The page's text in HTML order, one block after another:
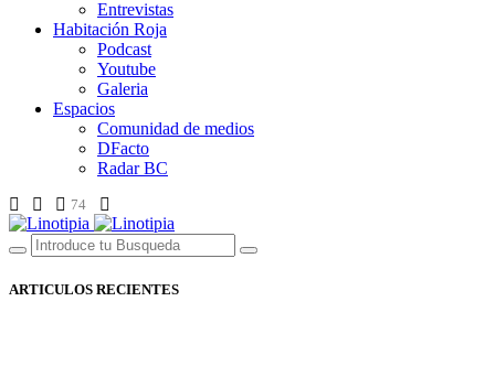
Entrevistas
Habitación Roja
Podcast
Youtube
Galeria
Espacios
Comunidad de medios
DFacto
Radar BC
74
ARTICULOS RECIENTES